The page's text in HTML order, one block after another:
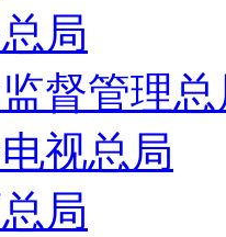
局
督管理
视总局
局